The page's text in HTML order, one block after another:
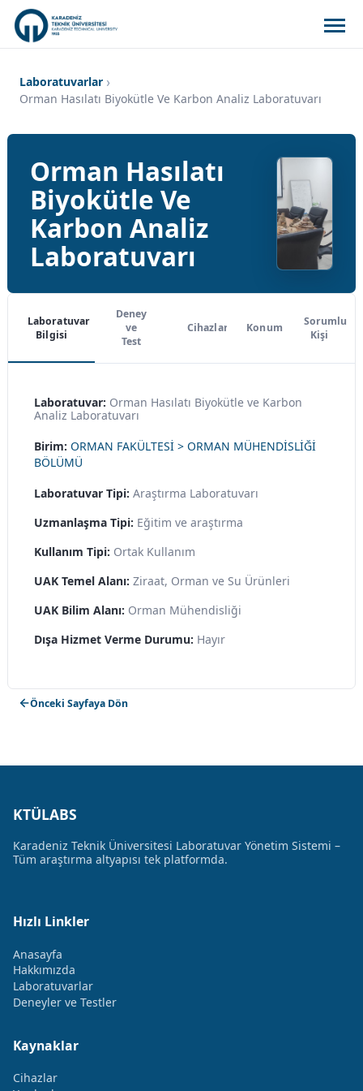
Laboratuvarlar
Orman Hasılatı Biyokütle Ve Karbon Analiz Laboratuvarı
Orman Hasılatı
Biyokütle Ve
Karbon Analiz
Laboratuvarı
Laboratuvar
Bilgisi
Deney
ve
Test
Cihazlar Konum
Sorumlu
Kişi
Laboratuvar: Orman Hasılatı Biyokütle ve Karbon
Analiz Laboratuvarı
Birim: ORMAN FAKÜLTESİ > ORMAN MÜHENDİSLİĞİ
BÖLÜMÜ
Laboratuvar Tipi: Araştırma Laboratuvarı
Uzmanlaşma Tipi: Eğitim ve araştırma
Kullanım Tipi: Ortak Kullanım
UAK Temel Alanı: Ziraat, Orman ve Su Ürünleri
UAK Bilim Alanı: Orman Mühendisliği
Dışa Hizmet Verme Durumu: Hayır
Önceki Sayfaya Dön
KTÜLABS
Karadeniz Teknik Üniversitesi Laboratuvar Yönetim Sistemi –
Tüm araştırma altyapısı tek platformda.
Hızlı Linkler
Anasayfa
Hakkımızda
Laboratuvarlar
Deneyler ve Testler
Kaynaklar
Cihazlar